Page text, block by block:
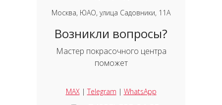
Москва, ЮАО, улица Садовники, 11А
Возникли вопросы?
Мастер покрасочного центра
поможет
MAX|Telegram | WhatsApp